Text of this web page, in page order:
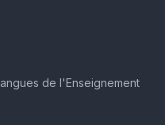
de l'Enseignement